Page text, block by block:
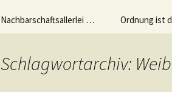
Nachbarschaftsallerlei …
20.07.2012
Ordnung ist
schwer
Schlagwortarchiv: